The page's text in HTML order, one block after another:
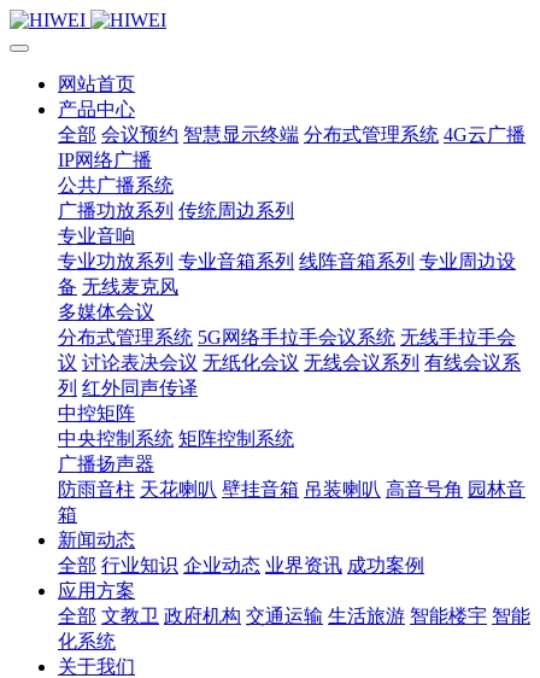
网站首页
产品中心
全部 会议预约 智慧显示终端 分布式管理系统 4G云广播
IP网络广播
公共广播系统
广播功放系列 传统周边系列
专业音响
专业功放系列 专业音箱系列 线阵音箱系列 专业周边设
备 无线麦克风
多媒体会议
分布式管理系统 5G网络手拉手会议系统 无线手拉手会
议 讨论表决会议 无纸化会议 无线会议系列 有线会议系
列 红外同声传译
中控矩阵
中央控制系统 矩阵控制系统
广播扬声器
防雨音柱 天花喇叭 壁挂音箱 吊装喇叭 高音号角 园林音
箱
新闻动态
全部 行业知识 企业动态 业界资讯 成功案例
应用方案
全部 文教卫 政府机构 交通运输 生活旅游 智能楼宇 智能
化系统
关于我们